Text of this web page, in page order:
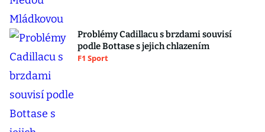
Problémy Cadillacu s brzdami souvisí
podle Bottase s jejich chlazením
F1 Sport